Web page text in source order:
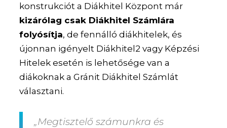
konstrukciót a Diákhitel Központ már
kizárólag csak Diákhitel Számlára
folyósítja, de fennálló diákhitelek, és
újonnan igényelt Diákhitel2 vagy Képzési
Hitelek esetén is lehetősége van a
diákoknak a Gránit Diákhitel Számlát
választani.
„Megtisztelő számunkra és